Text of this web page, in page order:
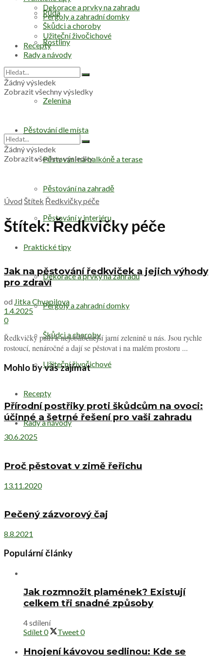
Půda
Rostliny
Zelenina
Pěstování dle místa
Pěstování na balkóně a terase
Pěstování na zahradě
Pěstování v interiéru
Praktické tipy
Dekorace a prvky na zahradu
Pergoly a zahradní domky
Škůdci a choroby
Užiteční živočichové
Recepty
Rady a návody
Dekorace a prvky na zahradu
Pergoly a zahradní domky
Škůdci a choroby
Užiteční živočichové
Recepty
Rady a návody
Žádný výsledek
Zobrazit všechny výsledky
Žádný výsledek
Zobrazit všechny výsledky
Úvod Štítek Ředkvičky péče
Štítek:Ředkvičky péče
Jak na pěstování ředkviček a jejich výhody
pro zdraví
od Jitka Chvapilova
1.4.2025
0
Ředkvičky patří k nejoblíbenější jarní zelenině u nás. Jsou rychle
rostoucí, nenáročné a dají se pěstovat i na malém prostoru ...
Mohlo by vás zajímat
Přírodní postřiky proti škůdcům na ovoci:
účinné a šetrné řešení pro vaši zahradu
30.6.2025
Proč pěstovat v zimě řeřichu
13.11.2020
Pečený zázvorový čaj
8.8.2021
Populární články
Jak rozmnožit plamének? Existují
celkem tři snadné způsoby
4 sdílení
Sdílet0 Tweet0
Hnojení kávovou sedlinou: Kde se